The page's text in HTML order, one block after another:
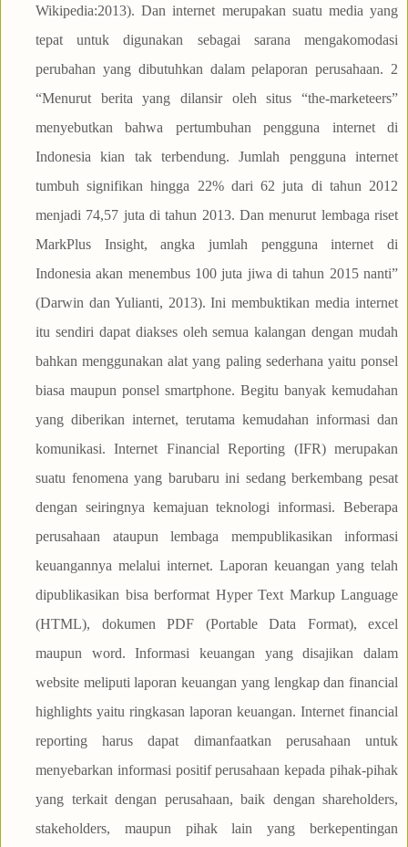
Wikipedia:2013). Dan internet merupakan suatu media yang
tepat untuk digunakan sebagai sarana mengakomodasi
perubahan yang dibutuhkan dalam pelaporan perusahaan. 2
“Menurut berita yang dilansir oleh situs “the-marketeers”
menyebutkan bahwa pertumbuhan pengguna internet di
Indonesia kian tak terbendung. Jumlah pengguna internet
tumbuh signifikan hingga 22% dari 62 juta di tahun 2012
menjadi 74,57 juta di tahun 2013. Dan menurut lembaga riset
MarkPlus Insight, angka jumlah pengguna internet di
Indonesia akan menembus 100 juta jiwa di tahun 2015 nanti”
(Darwin dan Yulianti, 2013). Ini membuktikan media internet
itu sendiri dapat diakses oleh semua kalangan dengan mudah
bahkan menggunakan alat yang paling sederhana yaitu ponsel
biasa maupun ponsel smartphone. Begitu banyak kemudahan
yang diberikan internet, terutama kemudahan informasi dan
komunikasi. Internet Financial Reporting (IFR) merupakan
suatu fenomena yang barubaru ini sedang berkembang pesat
dengan seiringnya kemajuan teknologi informasi. Beberapa
perusahaan ataupun lembaga mempublikasikan informasi
keuangannya melalui internet. Laporan keuangan yang telah
dipublikasikan bisa berformat Hyper Text Markup Language
(HTML), dokumen PDF (Portable Data Format), excel
maupun word. Informasi keuangan yang disajikan dalam
website meliputi laporan keuangan yang lengkap dan financial
highlights yaitu ringkasan laporan keuangan. Internet financial
reporting harus dapat dimanfaatkan perusahaan untuk
menyebarkan informasi positif perusahaan kepada pihak-pihak
yang terkait dengan perusahaan, baik dengan shareholders,
stakeholders, maupun pihak lain yang berkepentingan